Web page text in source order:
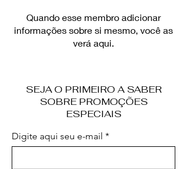
Quando esse membro adicionar
informações sobre si mesmo, você as
verá aqui.
SEJA O PRIMEIRO A SABER
SOBRE PROMOÇÕES
ESPECIAIS
Digite aqui seu e-mail